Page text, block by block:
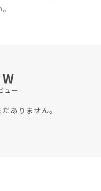
ュー
ありません。